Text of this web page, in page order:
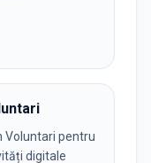
Voluntari pentru
digitale